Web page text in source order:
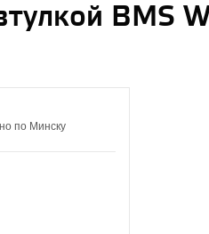
BMS
по Минску